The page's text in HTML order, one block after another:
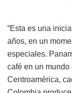
“Esta es una
años, en un
especiales.
café en un
Centroamérica,